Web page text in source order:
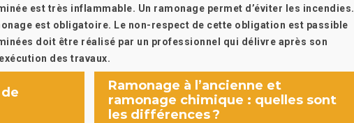
est très inflammable. Un ramonage permet d’éviter les incendies.
est obligatoire. Le non-respect de cette obligation est passible
doit être réalisé par un professionnel qui délivre après son
des travaux.
Ramonage à l’ancienne et
ramonage chimique : quelles sont
les différences ?